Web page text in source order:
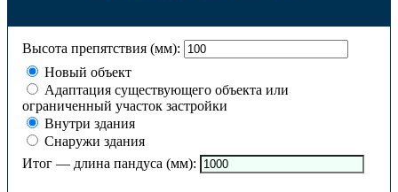
Высота препятствия (мм):
Новый объект
Адаптация существующего объекта или
ограниченный участок застройки
Внутри здания
Снаружи здания
Итог — длина пандуса (мм):